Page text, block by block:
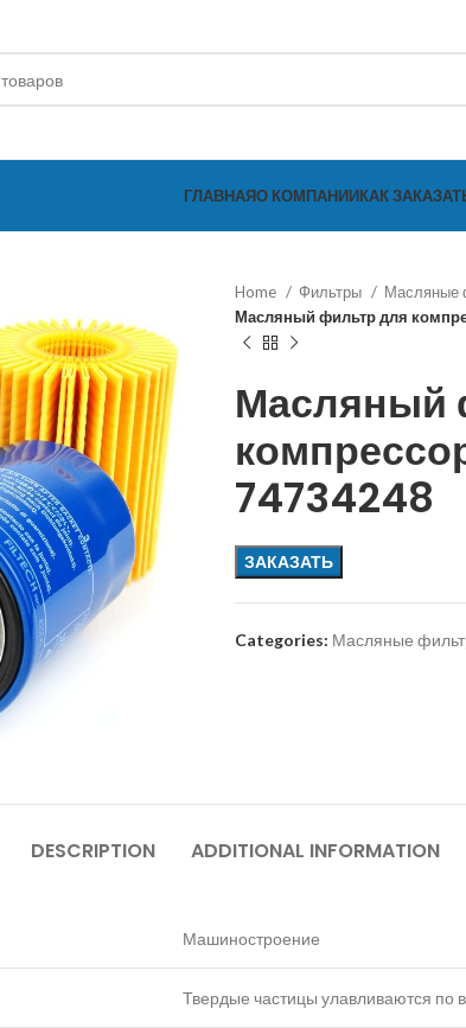
ГЛАВНАЯО КОМПАНИИКАК
Home Фильтры
Масляные
Масляный фильтр для
Масляный
74734248
ЗАКАЗАТЬ
Categories: Масляные
DESCRIPTION ADDITIONAL INFORMATION
Машиностроение
Твердые частицы улавливаются по